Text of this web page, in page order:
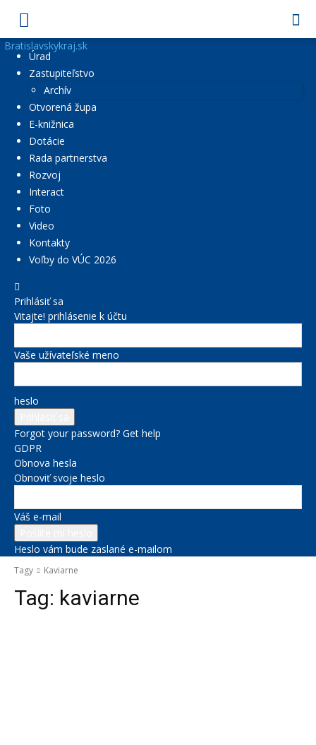
Bratislavskykraj.sk
Úrad
Zastupiteľstvo
Archív
Otvorená župa
E-knižnica
Dotácie
Rada partnerstva
Rozvoj
Interact
Foto
Video
Kontakty
Voľby do VÚC 2026
Prihlásiť sa
Vitajte! prihlásenie k účtu
Vaše užívateľské meno
heslo
Forgot your password? Get help
GDPR
Obnova hesla
Obnoviť svoje heslo
Váš e-mail
Heslo vám bude zaslané e-mailom
Tagy Kaviarne
Tag: kaviarne